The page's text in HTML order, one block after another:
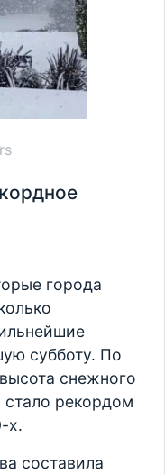
города
субботу. По
снежного
стало рекордом
х.
составила